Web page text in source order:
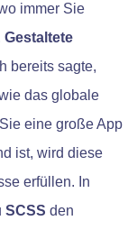
immer Sie
Gestaltete
bereits sagte,
das globale
eine große App
ist, wird diese
erfüllen. In
SCSS den